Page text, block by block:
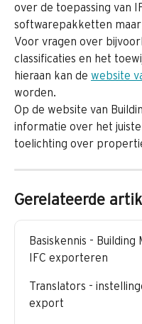
over de toepassing van
softwarepakketten
Voor vragen over
classificaties en het
hieraan kan de website
worden.
Op de website van
informatie over het
toelichting over
Gerelateerde
Basiskennis -
IFC exporteren
Translators -
export